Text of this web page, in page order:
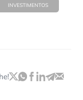
INVESTIMENTOS